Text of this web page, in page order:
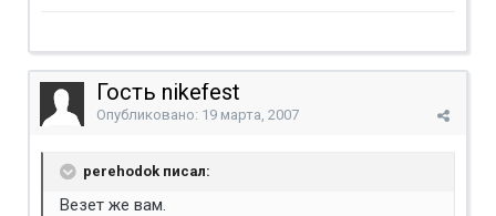
Гость nikefest
Опубликовано: 19 марта, 2007
perehodok писал:
Везет же вам.